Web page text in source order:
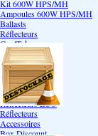
Kit 600W HPS/MH
Ampoules 600W HPS/MH
Ballasts
Réflecteurs
CoolTube
Accessoires
Eclairages LEDs
Eclairages ECO
Kits ECO
Ampoules ECO
Réflecteurs ECO
Réflecteurs
Accessoires
Box Discount